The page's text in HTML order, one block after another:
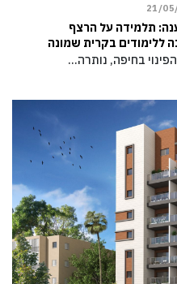
21/
תלמידה על הרצף
ללימודים בקרית שמונה
בחיפה, נותרה…